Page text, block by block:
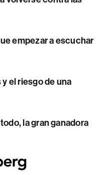
empezar a escuchar
el riesgo de una
la gran ganadora